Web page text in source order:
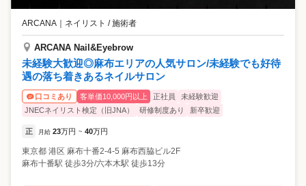
ARCANA ネイリスト / 施術者
ARCANA Nail&Eyebrow
未経験大歓迎◎麻布エリアの人気サロン/未経験でも好待
遇の落ち着きあるネイルサロン
口コミあり 客単価10,000円以上 正社員
未経験歓迎
JNECネイリスト検定（旧JNA）
研修制度あり 新卒歓迎
正 月給 23万円 ~ 40万円
東京都 港区 麻布十番2-4-5 麻布西脇ビル2F
麻布十番駅 徒歩3分/六本木駅 徒歩13分